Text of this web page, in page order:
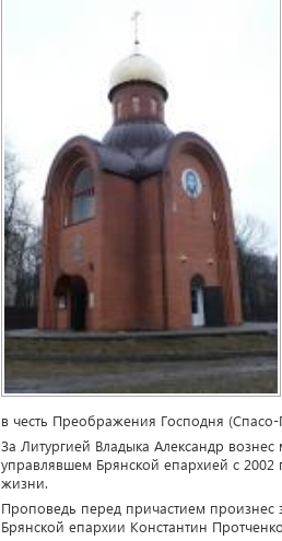
в честь Преображения Господня
За Литургией Владыка Александр
управлявшем Брянской епархией с
жизни.
Проповедь перед причастием произнес
Брянской епархии Константин